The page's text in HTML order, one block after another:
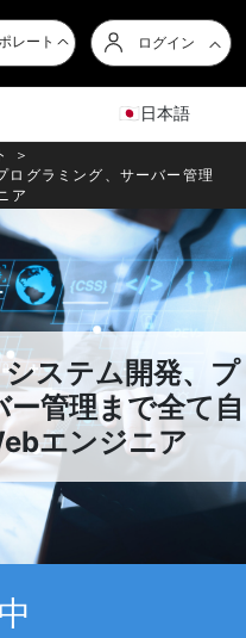
レート ログイン
日本語
＞
ログラミング、サーバー管理
ア
ステム開発、プ
管理まで全て自
エンジニア